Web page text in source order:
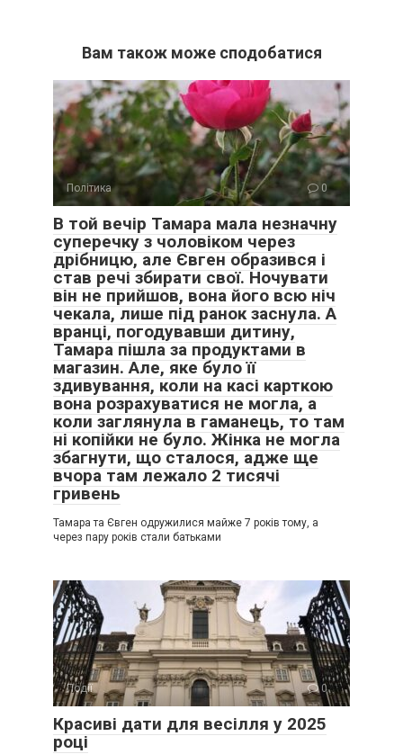
Вам також може сподобатися
Політика 0
В той вечір Тамара мала незначну
суперечку з чоловіком через
дрібницю, але Євген образився і
став речі збирати свої. Ночувати
він не прийшов, вона його всю ніч
чекала, лише під ранок заснула. А
вранці, погодувавши дитину,
Тамара пішла за продуктами в
магазин. Але, яке було її
здивування, коли на касі карткою
вона розрахуватися не могла, а
коли заглянула в гаманець, то там
ні копійки не було. Жінка не могла
збагнути, що сталося, адже ще
вчора там лежало 2 тисячі
гривень
Тамара та Євген одружилися майже 7 років тому, а
через пару років стали батьками
Події 0
Красиві дати для весілля у 2025
році